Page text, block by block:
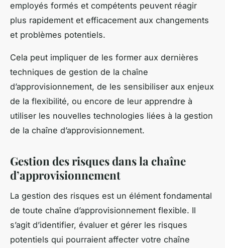
employés formés et compétents peuvent réagir
plus rapidement et efficacement aux changements
et problèmes potentiels.
Cela peut impliquer de les former aux dernières
techniques de gestion de la chaîne
d’approvisionnement, de les sensibiliser aux enjeux
de la flexibilité, ou encore de leur apprendre à
utiliser les nouvelles technologies liées à la gestion
de la chaîne d’approvisionnement.
Gestion des risques dans la chaîne
d’approvisionnement
La gestion des risques est un élément fondamental
de toute chaîne d’approvisionnement flexible. Il
s’agit d’identifier, évaluer et gérer les risques
potentiels qui pourraient affecter votre chaîne